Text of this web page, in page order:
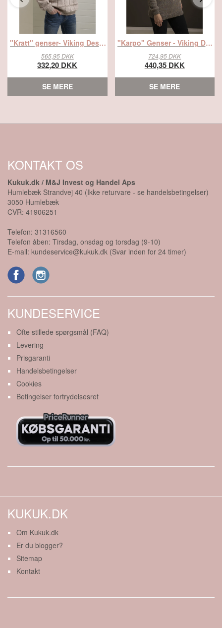
"Kratt" genser- Viking Design 2315-5B Kit - XS-XXL - Viking Vår, fra Viking
565,95 DKK
332,20 DKK
SE MERE
"Karpo" Genser - Viking Design 2338-7 Kit - XS-XXXL - Viking Eco Highland Wool, fra Viking
724,95 DKK
440,35 DKK
SE MERE
KONTAKT OS
Kukuk.dk / M&J Invest og Handel Aps
Humlebæk Strandvej 40 (Ikke returvare - se handelsbetingelser)
3050 Humlebæk
CVR: 41906251
Telefon: 31316560
Telefon åben: Tirsdag, onsdag og torsdag (9-10)
E-mail: kundeservice@kukuk.dk (Svar inden for 24 timer)
KUNDESERVICE
Ofte stillede spørgsmål (FAQ)
Levering
Prisgaranti
Handelsbetingelser
Cookies
Betingelser fortrydelsesret
KUKUK.DK
Om Kukuk.dk
Er du blogger?
Sitemap
Kontakt